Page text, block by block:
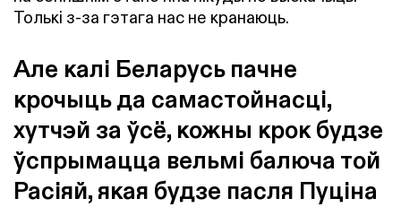
Толькі з-за гэтага нас не кранаюць.
Але калі Беларусь пачне
крочыць да самастойнасці,
хутчэй за ўсё, кожны крок будзе
ўспрымацца вельмі балюча той
Расіяй, якая будзе пасля Пуціна